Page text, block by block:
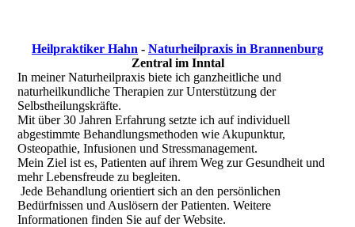
Heilpraktiker Hahn - Naturheilpraxis in Brannenburg
Zentral im Inntal
In meiner Naturheilpraxis biete ich ganzheitliche und
naturheilkundliche Therapien zur Unterstützung der
Selbstheilungskräfte.
Mit über 30 Jahren Erfahrung setzte ich auf individuell
abgestimmte Behandlungsmethoden wie Akupunktur,
Osteopathie, Infusionen und Stressmanagement.
Mein Ziel ist es, Patienten auf ihrem Weg zur Gesundheit und
mehr Lebensfreude zu begleiten.
Jede Behandlung orientiert sich an den persönlichen
Bedürfnissen und Auslösern der Patienten. Weitere
Informationen finden Sie auf der Website.